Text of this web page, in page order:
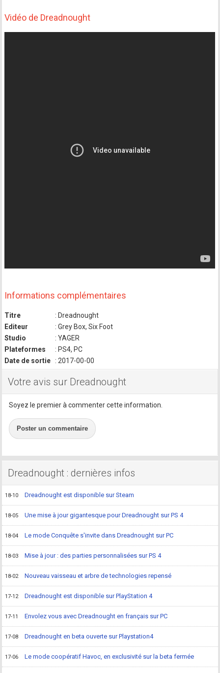
Vidéo de Dreadnought
Informations complémentaires
Titre
: Dreadnought
Editeur
: Grey Box, Six Foot
Studio
: YAGER
Plateformes
: PS4, PC
Date de sortie
: 2017-00-00
Votre avis sur Dreadnought
Soyez le premier à commenter cette information.
Poster un commentaire
Dreadnought : dernières infos
18-10 Dreadnought est disponible sur Steam
18-05 Une mise à jour gigantesque pour Dreadnought sur PS 4
18-04 Le mode Conquête s'invite dans Dreadnought sur PC
18-03 Mise à jour : des parties personnalisées sur PS 4
18-02 Nouveau vaisseau et arbre de technologies repensé
17-12 Dreadnought est disponible sur PlayStation 4
17-11 Envolez vous avec Dreadnought en français sur PC
17-08 Dreadnought en beta ouverte sur Playstation4
17-06 Le mode coopératif Havoc, en exclusivité sur la beta fermée